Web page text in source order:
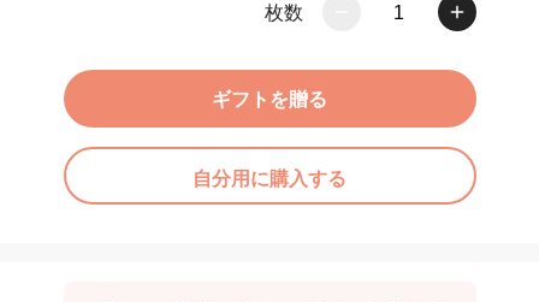
枚数 1
ギフトを贈る
自分用に購入する